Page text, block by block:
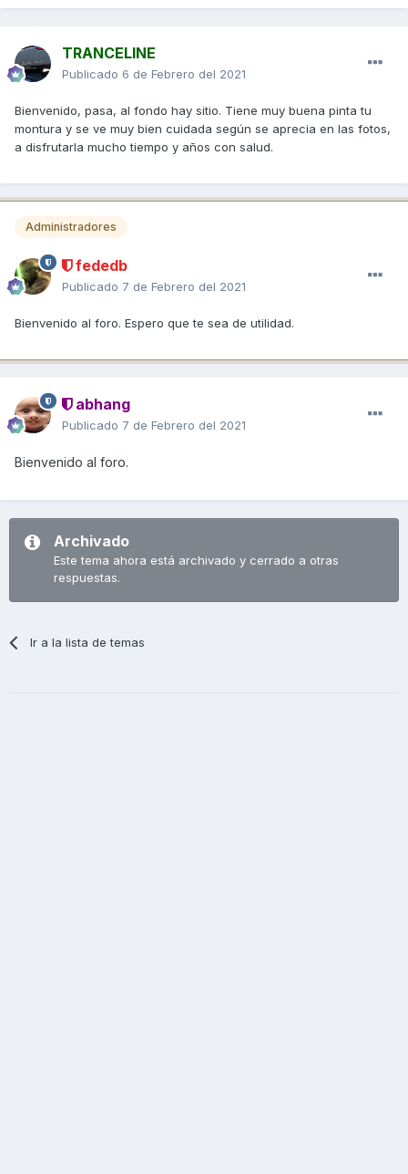
TRANCELINE
Publicado 6 de Febrero del 2021
Bienvenido, pasa, al fondo hay sitio. Tiene muy buena pinta tu
montura y se ve muy bien cuidada según se aprecia en las fotos,
a disfrutarla mucho tiempo y años con salud.
Administradores
fededb
Publicado 7 de Febrero del 2021
Bienvenido al foro. Espero que te sea de utilidad.
abhang
Publicado 7 de Febrero del 2021
Bienvenido al foro.
Archivado
Este tema ahora está archivado y cerrado a otras
respuestas.
Ir a la lista de temas